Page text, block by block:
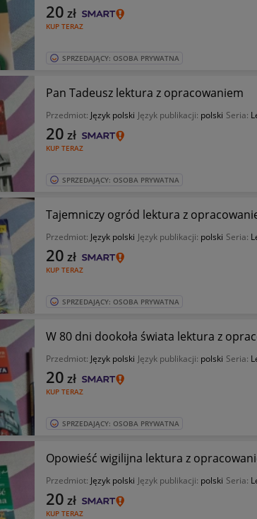
KUP TERAZ
20 zł
SPRZEDAJĄCY: OSOBA PRYWATNA
Pan Tadeusz lektura z opracowaniem
Przedmiot: Język polski Język publikacji: polski Seria:
KUP TERAZ
20 zł
SPRZEDAJĄCY: OSOBA PRYWATNA
Tajemniczy ogród lektura z
Przedmiot: Język polski Język publikacji: polski Seria:
KUP TERAZ
20 zł
SPRZEDAJĄCY: OSOBA PRYWATNA
W 80 dni dookoła świata lektura z
Przedmiot: Język polski Język publikacji: polski Seria:
KUP TERAZ
20 zł
SPRZEDAJĄCY: OSOBA PRYWATNA
Opowieść wigilijna lektura z
Przedmiot: Język polski Język publikacji: polski Seria:
KUP TERAZ
20 zł